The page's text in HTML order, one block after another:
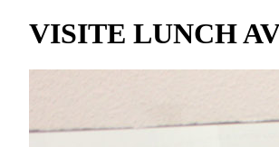
VISITE LUNCH